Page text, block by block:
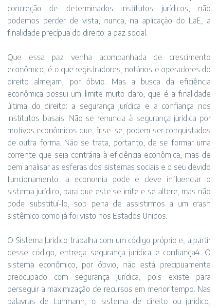
concreção de determinados institutos jurídicos, não
podemos perder de vista, nunca, na aplicação do LaE, a
finalidade precípua do direito: a paz social.
Que essa paz venha acompanhada de crescimento
econômico, é o que registradores, notários e operadores do
direito almejam, por óbvio. Mas a busca da eficiência
econômica possui um limite muito claro, que é a finalidade
última do direito: a segurança jurídica e a confiança nos
institutos basais. Não se renuncia à segurança jurídica por
motivos econômicos que, frise-se, podem ser conquistados
de outra forma. Não se trata, portanto, de se formar uma
corrente que seja contrária à eficiência econômica, mas de
bem analisar as esferas dos sistemas sociais e o seu devido
funcionamento: a economia pode e deve influenciar o
sistema jurídico, para que este se irrite e se altere, mas não
pode substituí-lo, sob pena de assistirmos a um crash
sistêmico como já foi visto nos Estados Unidos.
O Sistema Jurídico trabalha com um código próprio e, a partir
desse código, entrega segurança jurídica e confiança4. O
sistema econômico, por óbvio, não está precipuamente
preocupado com segurança jurídica, pois existe para
perseguir a maximização de recursos em menor tempo. Nas
palavras de Luhmann, o sistema de direito ou jurídico,